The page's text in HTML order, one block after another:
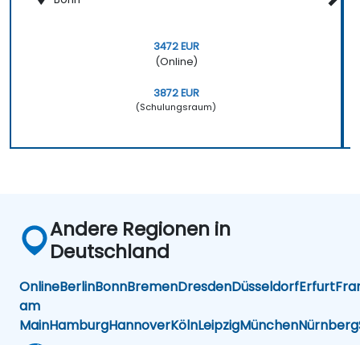
3472 EUR
(Online)
3872 EUR
(Schulungsraum)
Andere Regionen in
Deutschland
OnlineBerlinBonnBremenDresdenDüsseldorfErfurt
am
MainHamburgHannoverKölnLeipzigMünchenNürnberg